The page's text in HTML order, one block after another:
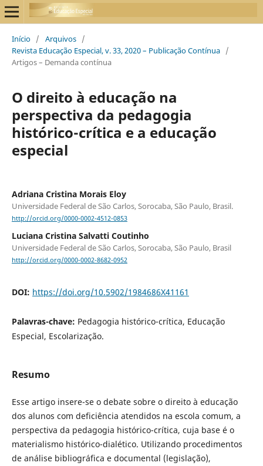
Início / Arquivos /
Revista Educação Especial, v. 33, 2020 – Publicação Contínua /
Artigos – Demanda contínua
O direito à educação na
perspectiva da pedagogia
histórico-crítica e a educação
especial
Adriana Cristina Morais Eloy
Universidade Federal de São Carlos, Sorocaba, São Paulo, Brasil.
http://orcid.org/0000-0002-4512-0853
Luciana Cristina Salvatti Coutinho
Universidade Federal de São Carlos, Sorocaba, São Paulo, Brasil
http://orcid.org/0000-0002-8682-0952
DOI: https://doi.org/10.5902/1984686X41161
Palavras-chave: Pedagogia histórico-crítica, Educação
Especial, Escolarização.
Resumo
Esse artigo insere-se o debate sobre o direito à educação
dos alunos com deficiência atendidos na escola comum, a
perspectiva da pedagogia histórico-crítica, cuja base é o
materialismo histórico-dialético. Utilizando procedimentos
de análise bibliográfica e documental (legislação),